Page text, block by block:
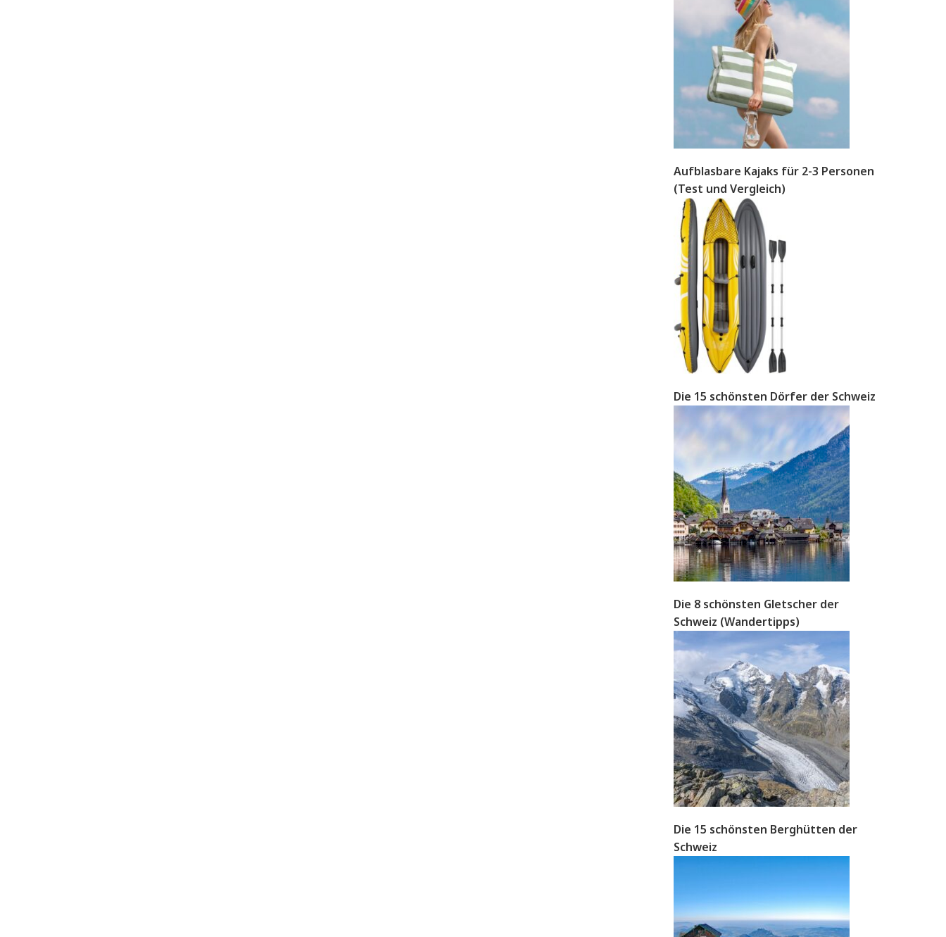
Aufblasbare Kajaks für 2-3 Personen
(Test und Vergleich)
Die 15 schönsten Dörfer der Schweiz
Die 8 schönsten Gletscher der
Schweiz (Wandertipps)
Die 15 schönsten Berghütten der
Schweiz